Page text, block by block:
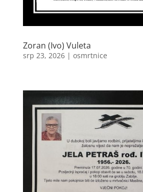
Zoran (Ivo) Vuleta
srp 23, 2026| osmrtnice